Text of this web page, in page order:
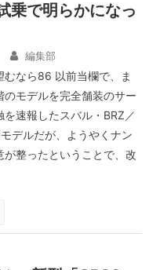
で明らかになっ
編集部
むなら86 以前当欄で、ま
のモデルを完全舗装のサー
速報したスバル・BRZ／
デルだが、ようやくナン
が整ったということで、改